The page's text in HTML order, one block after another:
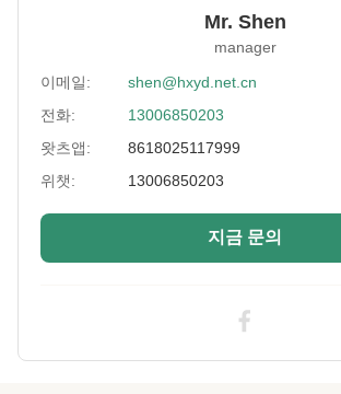
0.5 - 20MM
폭 51인치 이상, 길이 맞춤형
나일론,폴리에스터,라이크
Application:
팔꿈치 및 무릎 패드, 정형외
치
물복 네오프렌 고무 엽
,5mm 네오프렌 잎
Mr. Shen
manager
이메일:
shen@hxyd.net.cn
전화:
13006850203
왓츠앱:
8618025117999
위챗:
13006850203
지금 문의